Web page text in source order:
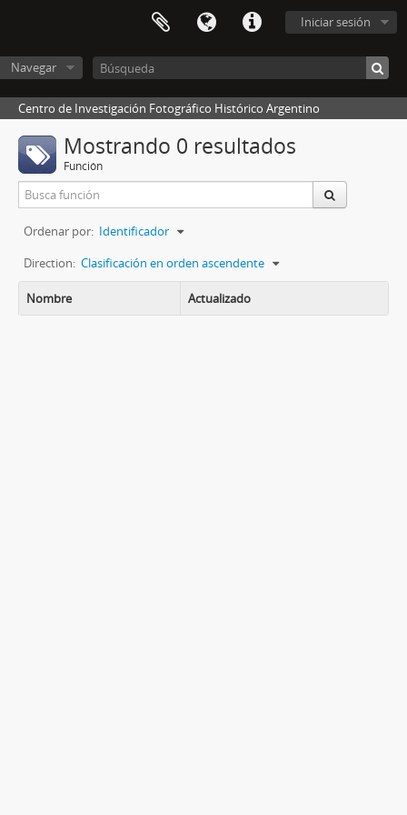
Iniciar sesión
Navegar
Centro de Investigación Fotográfico Histórico Argentino
Mostrando 0 resultados
Función
Ordenar por: Identificador
Direction: Clasificación en orden ascendente
Nombre Actualizado